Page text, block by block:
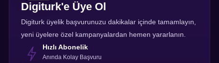
Digiturk'e Üye Ol
Digiturk üyelik başvurunuzu dakikalar içinde tamamlayın,
yeni üyelere özel kampanyalardan hemen yararlanın.
Hızlı Abonelik
Anında Kolay Başvuru